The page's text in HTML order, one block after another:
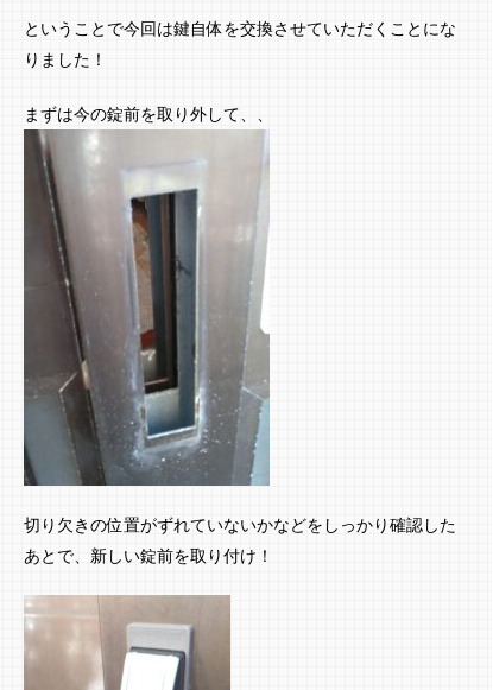
ということで今回は鍵自体を交換させていただくことにな
りました！
まずは今の錠前を取り外して、、
切り欠きの位置がずれていないかなどをしっかり確認した
あとで、新しい錠前を取り付け！